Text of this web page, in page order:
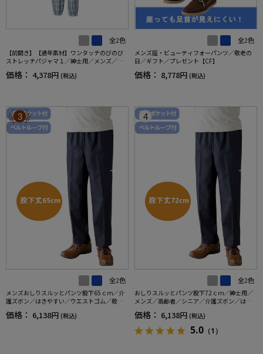
全2色
【前開き】【通年素材】ワンタッチのびのび
ストレッチパジャマ１／紳士用／メンズ／高
フト／プレゼント【CF】
価格： 4,378円 (税込)
全2色
メンズ座・ビューティフォーパンツ／敬老の
日／ギフト／プレゼント【CF】
価格： 8,778円 (税込)
3
全2色
メンズおしりスルッとパンツ股下65ｃｍ／介
護ズボン／はきやすい／ウエストゴム／敬老
価格： 6,138円 (税込)
4
全2色
おしりスルッとパンツ股下72ｃｍ／紳士用／
メンズ／高齢者／シニア／介護ズボン／はき
プレゼント【CF】
価格： 6,138円 (税込)
5.0 （1）